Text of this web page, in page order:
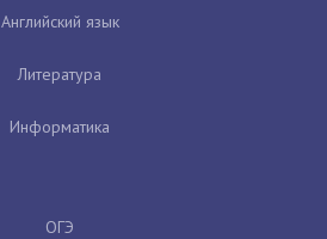
Английский язык
Литература
Информатика
ОГЭ